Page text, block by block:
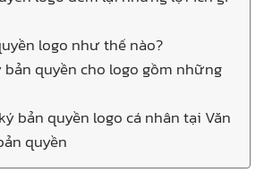
logo như thế nào?
bản quyền cho logo gồm những
bản quyền logo cá nhân tại Văn
quyền